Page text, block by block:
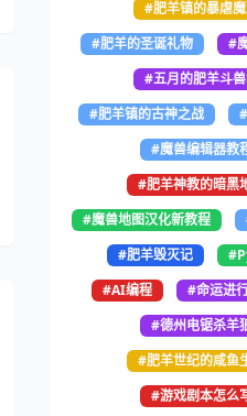
#肥羊镇的暴虐
#肥羊的圣诞礼物
#
#五月的肥羊斗
#肥羊镇的古神之战
#魔兽编辑器教
#肥羊神教的暗黑
#魔兽地图汉化新教程
#肥羊毁灭记
#AI编程
#命运进
#德州电锯杀羊
#肥羊世纪的咸鱼
#游戏剧本怎么